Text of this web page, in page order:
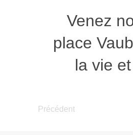
Venez
place
la vie
Précédent